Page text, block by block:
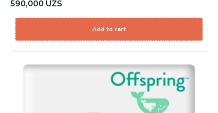
590,000 UZS
Add to cart